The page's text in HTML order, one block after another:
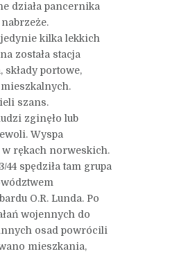
działa pancernika
kilka lekkich
została stacja
portowe,
szans.
zginęło lub
Wyspa
w rękach norweskich.
44 spędziła tam grupa
O.R. Lunda. Po
wojennych do
osad powrócili
mieszkania,